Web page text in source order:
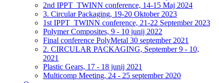
2nd IPPT_TWINN conference, 14-15 Maj 2024
3. Circular Packaging, 19-20 Oktober 2023
1st IPPT_TWINN conference, 21-22 September 2023
Polymer Composites, 9 - 10 junij 2022
Final conference PolyMetal 30 september 2021
2. CIRCULAR PACKAGING, September 9 - 10,
2021
Plastic Gears, 17 - 18 junij 2021
Multicomp Meeting, 24 - 25 september 2020